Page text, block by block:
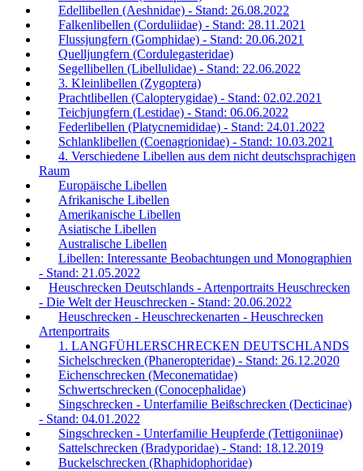
Edellibellen (Aeshnidae) - Stand: 26.08.2022
Falkenlibellen (Corduliidae) - Stand: 28.11.2021
Flussjungfern (Gomphidae) - Stand: 20.06.2021
Quelljungfern (Cordulegasteridae)
Segellibellen (Libellulidae) - Stand: 22.06.2022
3. Kleinlibellen (Zygoptera)
Prachtlibellen (Calopterygidae) - Stand: 02.02.2021
Teichjungfern (Lestidae) - Stand: 06.06.2022
Federlibellen (Platycnemididae) - Stand: 24.01.2022
Schlanklibellen (Coenagrionidae) - Stand: 10.03.2021
4. Verschiedene Libellen aus dem nicht deutschsprachigen
Raum
Europäische Libellen
Afrikanische Libellen
Amerikanische Libellen
Asiatische Libellen
Australische Libellen
Libellen: Interessante Beobachtungen und Monographien
- Stand: 21.05.2022
Heuschrecken Deutschlands - Artenportraits Heuschrecken
- Die Welt der Heuschrecken - Stand: 20.06.2022
Heuschrecken - Heuschreckenarten - Heuschrecken
Artenportraits
1. LANGFÜHLERSCHRECKEN DEUTSCHLANDS
Sichelschrecken (Phaneropteridae) - Stand: 26.12.2020
Eichenschrecken (Meconematidae)
Schwertschrecken (Conocephalidae)
Singschrecken - Unterfamilie Beißschrecken (Decticinae)
- Stand: 04.01.2022
Singschrecken - Unterfamilie Heupferde (Tettigoniinae)
Sattelschrecken (Bradyporidae) - Stand: 18.12.2019
Buckelschrecken (Rhaphidophoridae)